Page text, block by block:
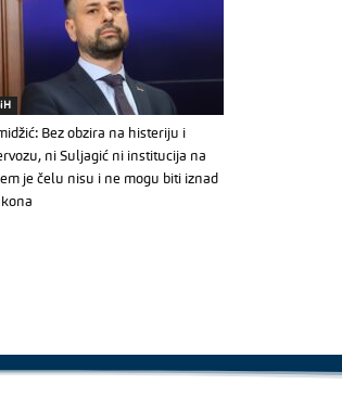
Bez obzira na histeriju i
ni Suljagić ni institucija na
je čelu nisu i ne mogu biti iznad